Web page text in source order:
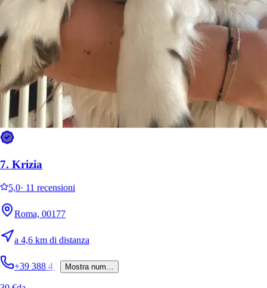
7. Krizia
5,0· 11 recensioni
Roma, 00177
a 4,6 km di distanza
+39 388 4 Mostra num…